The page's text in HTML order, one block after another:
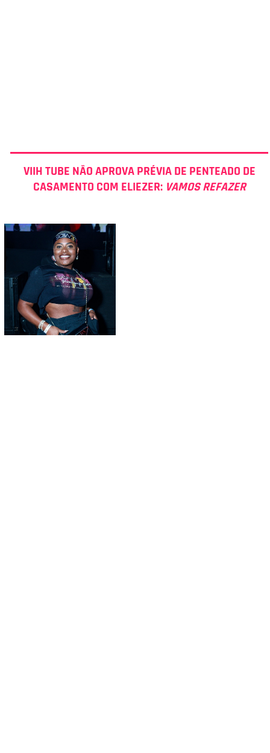
VIIH TUBE NÃO APROVA PRÉVIA DE PENTEADO DE
CASAMENTO COM ELIEZER: VAMOS REFAZER